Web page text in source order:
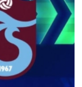
KOLAY!